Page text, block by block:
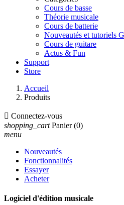
Cours de basse
Théorie musicale
Cours de batterie
Nouveautés et tutoriels
Cours de guitare
Actus & Fun
Support
Store
Accueil
Produits
 Connectez-vous
shopping_cart Panier (0)
menu
Nouveautés
Fonctionnalités
Essayer
Acheter
Logiciel d'édition musicale